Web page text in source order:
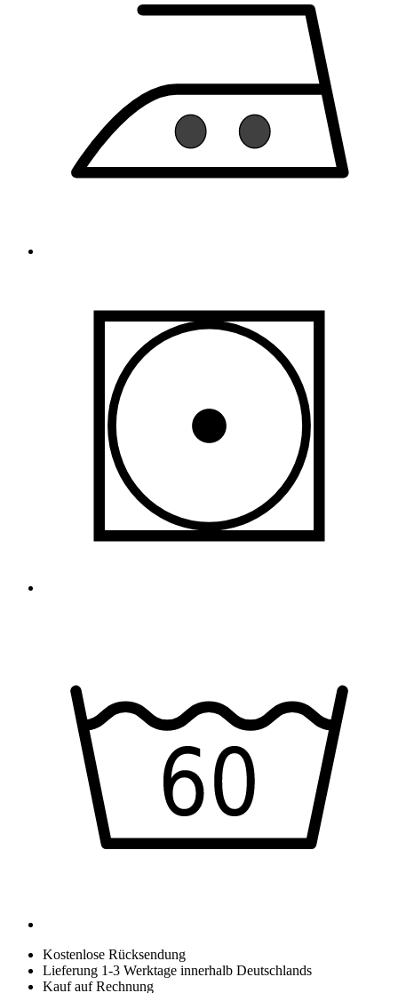
Kostenlose Rücksendung
Lieferung 1-3 Werktage innerhalb Deutschlands
Kauf auf Rechnung